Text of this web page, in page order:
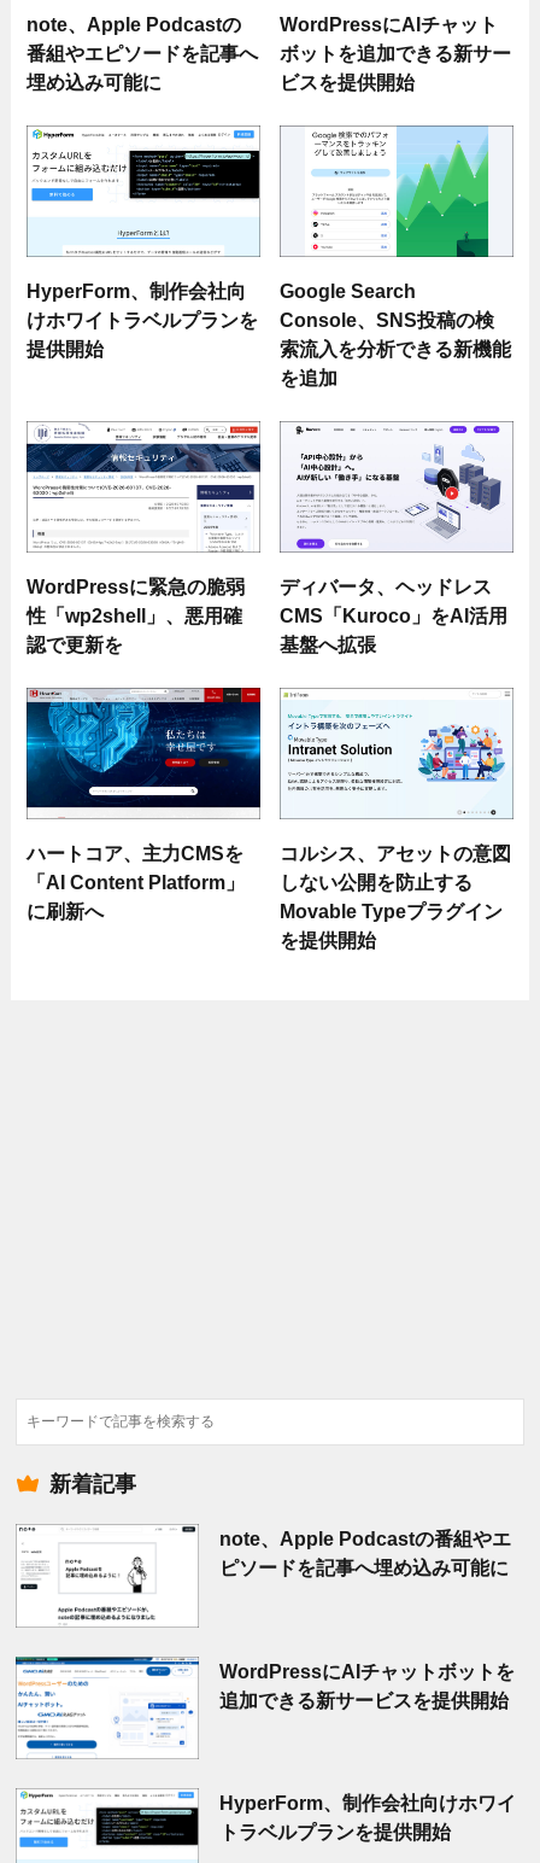
note、Apple Podcastの
番組やエピソードを記事へ
埋め込み可能に
WordPressにAIチャット
ボットを追加できる新サー
ビスを提供開始
HyperForm、制作会社向
けホワイトラベルプランを
提供開始
Google Search
Console、SNS投稿の検
索流入を分析できる新機能
を追加
WordPressに緊急の脆弱
性「wp2shell」、悪用確
認で更新を
ディバータ、ヘッドレス
CMS「Kuroco」をAI活用
基盤へ拡張
ハートコア、主力CMSを
「AI Content Platform」
に刷新へ
コルシス、アセットの意図
しない公開を防止する
Movable Typeプラグイン
を提供開始
検
索
新着記事
note、Apple Podcastの番組やエ
ピソードを記事へ埋め込み可能に
WordPressにAIチャットボットを
追加できる新サービスを提供開始
HyperForm、制作会社向けホワイ
トラベルプランを提供開始